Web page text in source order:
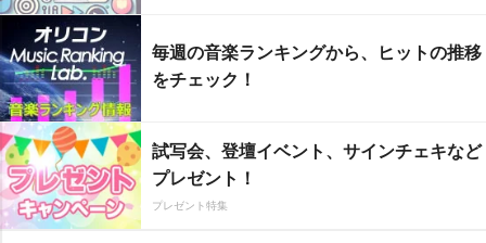
毎週の音楽ランキングから、ヒットの推移
をチェック！
試写会、登壇イベント、サインチェキなど
プレゼント！
プレゼント特集